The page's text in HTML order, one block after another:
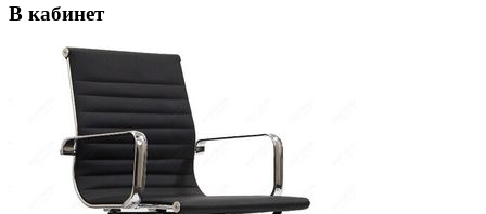
В кабинет